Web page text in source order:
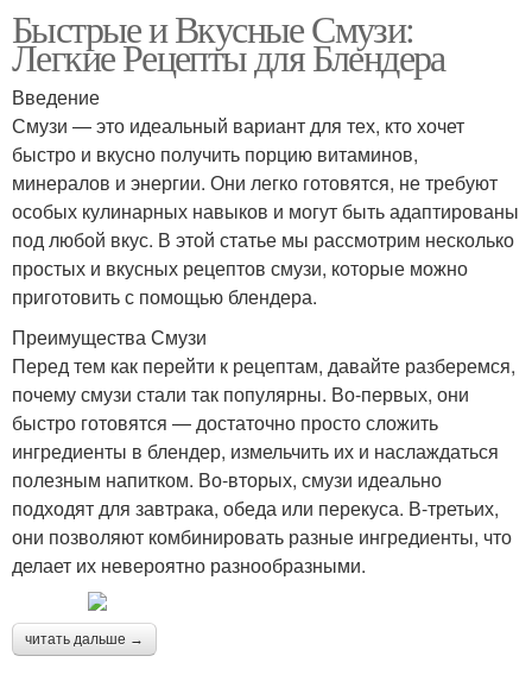
Быстрые и Вкусные Смузи:
Легкие Рецепты для Блендера
Введение
Смузи — это идеальный вариант для тех, кто хочет
быстро и вкусно получить порцию витаминов,
минералов и энергии. Они легко готовятся, не требуют
особых кулинарных навыков и могут быть адаптированы
под любой вкус. В этой статье мы рассмотрим несколько
простых и вкусных рецептов смузи, которые можно
приготовить с помощью блендера.
Преимущества Смузи
Перед тем как перейти к рецептам, давайте разберемся,
почему смузи стали так популярны. Во-первых, они
быстро готовятся — достаточно просто сложить
ингредиенты в блендер, измельчить их и наслаждаться
полезным напитком. Во-вторых, смузи идеально
подходят для завтрака, обеда или перекуса. В-третьих,
они позволяют комбинировать разные ингредиенты, что
делает их невероятно разнообразными.
читать дальше →